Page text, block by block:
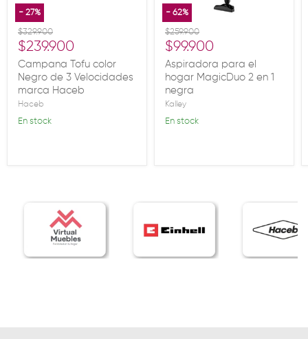
- 27%
Precio original
$329.900
Precio actual
$239.900
Campana Tofu color
Negro de 3 Velocidades
marca Haceb
Haceb
En stock
- 62%
Precio original
$259.900
Precio actual
$99.900
Aspiradora para el
hogar MagicDuo 2 en 1
negra
Kalley
En stock